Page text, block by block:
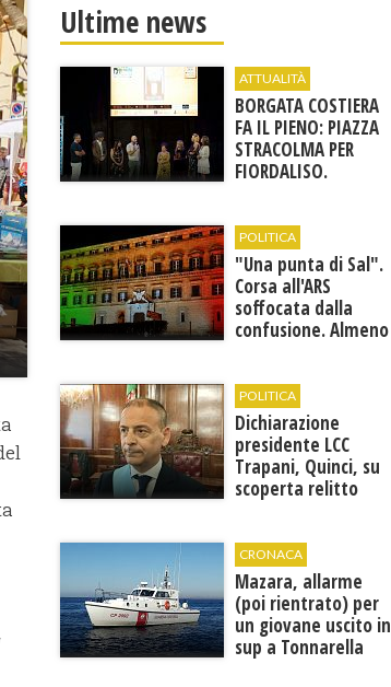
Ultime news
ATTUALITÀ
BORGATA COSTIERA
FA IL PIENO: PIAZZA
STRACOLMA PER
FIORDALISO.
PREMIO SULANA
D’ORO
POLITICA
"Una punta di Sal".
Corsa all'ARS
soffocata dalla
confusione. Almeno
POLITICA
Dichiarazione
presidente LCC
Trapani, Quinci, su
scoperta relitto
CRONACA
Mazara, allarme
(poi rientrato) per
un giovane uscito in
sup a Tonnarella